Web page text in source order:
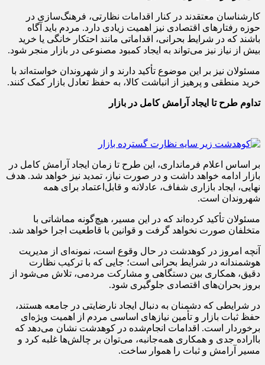
کارشناسان معتقدند در کنار اقدامات نظارتی، فرهنگ‌سازی در
حوزه رفتارهای اقتصادی نیز اهمیت زیادی دارد. مردم باید آگاه
باشند که در شرایط بحرانی، اقداماتی مانند احتکار خانگی یا خرید
بیش از نیاز نیز می‌تواند به ایجاد کمبود مصنوعی در بازار منجر شود.
مسئولان نیز بر این موضوع تأکید دارند و از شهروندان خواسته‌اند با
خرید منطقی و پرهیز از انباشت کالا، به حفظ تعادل بازار کمک کنند.
تداوم طرح تا ایجاد آرامش کامل در بازار
بر اساس اعلام فرمانداری، این طرح تا زمان ایجاد آرامش کامل در
بازار ادامه خواهد داشت و در صورت نیاز، تمدید نیز خواهد شد. هدف
نهایی، ایجاد بازاری شفاف، عادلانه و قابل‌اعتماد برای همه
شهروندان است.
مسئولان تأکید کرده‌اند که در این مسیر، هیچ‌گونه مماشاتی با
متخلفان صورت نخواهد گرفت و قوانین با قاطعیت اجرا خواهد شد.
آنچه امروز در کوهدشت در حال وقوع است، نمونه‌ای از مدیریت
هوشمندانه در شرایط بحرانی است؛ جایی که با ترکیب نظارت
دقیق، همکاری بین دستگاهی و مشارکت مردمی، تلاش می‌شود از
بروز بحران‌های اقتصادی جلوگیری شود.
در شرایطی که دشمنان به دنبال ایجاد نارضایتی در جامعه هستند،
حفظ ثبات بازار و تأمین نیازهای اساسی مردم از اهمیت ویژه‌ای
برخوردار است. اقدامات انجام‌شده در کوهدشت نشان می‌دهد که
بااراده جدی و همکاری همه‌جانبه، می‌توان بر چالش‌ها غلبه کرد و
مسیر آرامش و ثبات را هموار ساخت.